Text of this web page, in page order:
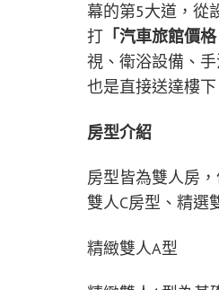
幕的第5大道，從
打 「汽車旅館價
視、衛浴設備、
也是直接送達樓
房型介紹
房型皆為雙人房
雙人C房型、精選
精緻雙人A型